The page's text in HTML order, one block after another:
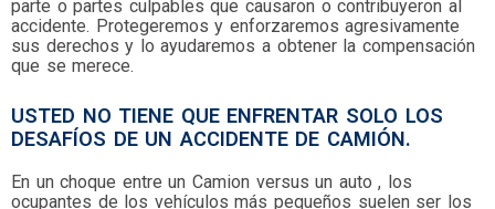
parte o partes culpables que causaron o contribuyeron al
accidente. Protegeremos y enforzaremos agresivamente
sus derechos y lo ayudaremos a obtener la compensación
que se merece.
USTED NO TIENE QUE ENFRENTAR SOLO LOS
DESAFÍOS DE UN ACCIDENTE DE CAMIÓN.
En un choque entre un Camion versus un auto , los
ocupantes de los vehículos más pequeños suelen ser los